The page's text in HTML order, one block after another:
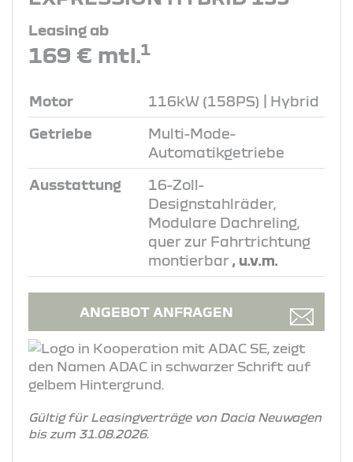
Leasing ab
169 € mtl.1
Motor 116kW (158PS) | Hybrid
Getriebe
Multi-Mode-
Automatikgetriebe
Ausstattung
16-Zoll-
Designstahlräder,
Modulare Dachreling,
quer zur Fahrtrichtung
montierbar , u.v.m.
ANGEBOT ANFRAGEN
Gültig für Leasingverträge von Dacia Neuwagen
bis zum 31.08.2026.